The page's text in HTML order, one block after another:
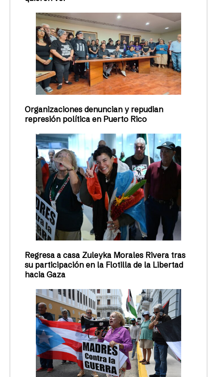
Organizaciones denuncian y repudian
represión política en Puerto Rico
Regresa a casa Zuleyka Morales Rivera tras
su participación en la Flotilla de la Libertad
hacia Gaza